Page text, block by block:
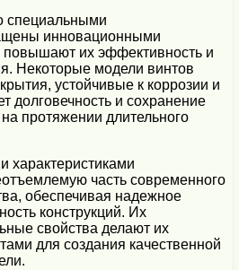
специальными
инновационными
повышают их эффективность и
Некоторые модели винтов
устойчивые к коррозии и
долговечность и сохранение
протяжении длительного
характеристиками
часть современного
обеспечивая надежное
конструкций. Их
свойства делают их
для создания качественной